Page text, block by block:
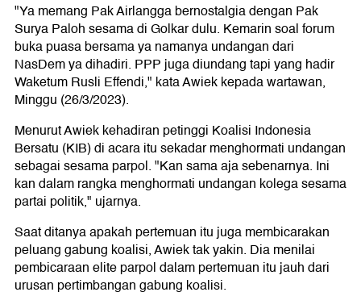
"Ya memang Pak Airlangga bernostalgia dengan Pak
Surya Paloh sesama di Golkar dulu. Kemarin soal forum
buka puasa bersama ya namanya undangan dari
NasDem ya dihadiri. PPP juga diundang tapi yang hadir
Waketum Rusli Effendi," kata Awiek kepada wartawan,
Minggu (26/3/2023).
Menurut Awiek kehadiran petinggi Koalisi Indonesia
Bersatu (KIB) di acara itu sekadar menghormati undangan
sebagai sesama parpol. "Kan sama aja sebenarnya. Ini
kan dalam rangka menghormati undangan kolega sesama
partai politik," ujarnya.
Saat ditanya apakah pertemuan itu juga membicarakan
peluang gabung koalisi, Awiek tak yakin. Dia menilai
pembicaraan elite parpol dalam pertemuan itu jauh dari
urusan pertimbangan gabung koalisi.